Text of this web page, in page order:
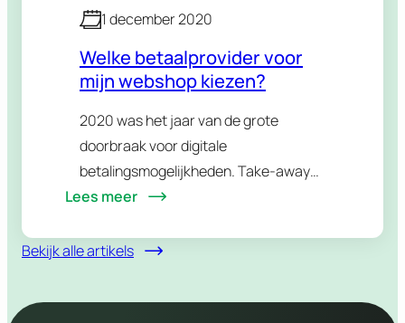
1 december 2020
Welke betaalprovider voor
mijn webshop kiezen?
2020 was het jaar van de grote
doorbraak voor digitale
betalingsmogelijkheden. Take-away
boomde harder dan ooit, cash geld
besmettingsgevaar en ook op het web
verkoop kon een…
Lees meer
Bekijk alle artikels